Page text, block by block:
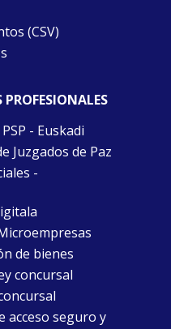
(CSV)
- Euskadi
Juzgados de Paz
-
de bienes
concursal
acceso seguro y